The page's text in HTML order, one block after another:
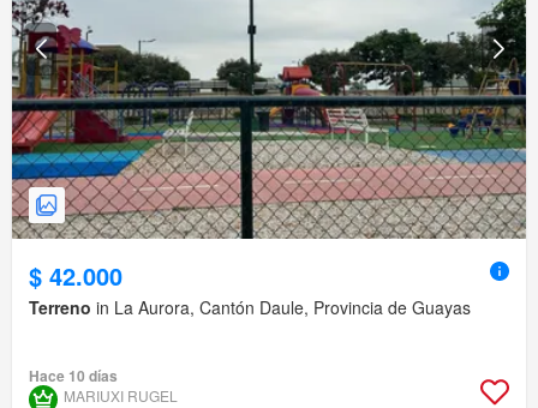
$ 42.000
Terreno in La Aurora, Cantón Daule, Provincia de Guayas
Hace 10 días
MARIUXI RUGEL